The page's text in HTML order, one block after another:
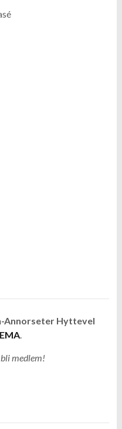
Annorseter Hyttevel
.
medlem!